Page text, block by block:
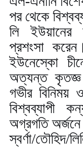
পর থেকে
লি ইউয়ানের
প্রশংসা
ইউনেস্কো
অত্যন্ত
গভীর বিনিময়
বিশ্বব্যাপী
অগ্রগতি
স্বর্ণা/তৌহিদ/